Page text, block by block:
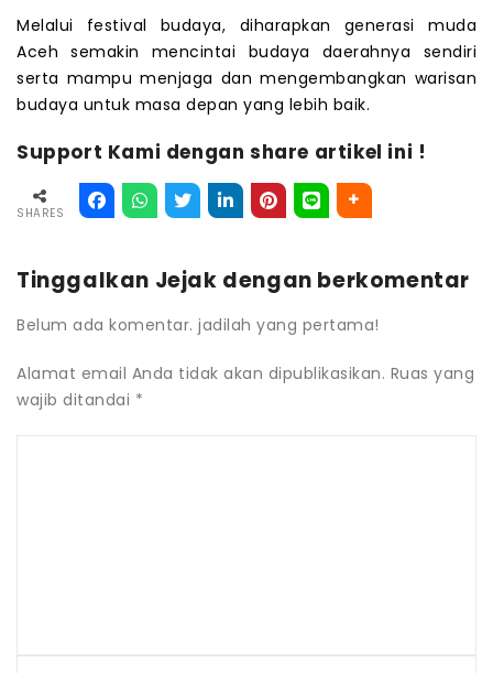
Melalui festival budaya, diharapkan generasi muda
Aceh semakin mencintai budaya daerahnya sendiri
serta mampu menjaga dan mengembangkan warisan
budaya untuk masa depan yang lebih baik.
Support Kami dengan share artikel ini !
SHARES
Tinggalkan Jejak dengan berkomentar
Belum ada komentar. jadilah yang pertama!
Alamat email Anda tidak akan dipublikasikan. Ruas yang
wajib ditandai *